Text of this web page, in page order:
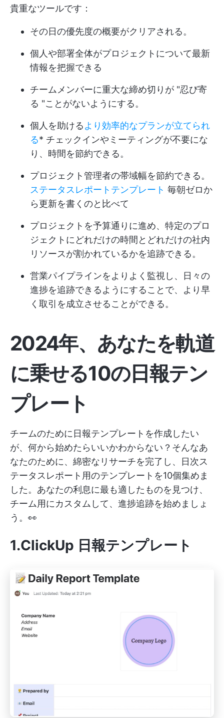
貴重なツールです：
その日の優先度の概要がクリアされる。
個人や部署全体がプロジェクトについて最新
情報を把握できる
チームメンバーに重大な締め切りが "忍び寄
る "ことがないようにする。
個人を助けるより効率的なプランが立てられ
る* チェックインやミーティングが不要にな
り、時間を節約できる。
プロジェクト管理者の帯域幅を節約できる。
ステータスレポートテンプレート 毎朝ゼロか
ら更新を書くのと比べて
プロジェクトを予算通りに進め、特定のプロ
ジェクトにどれだけの時間とどれだけの社内
リソースが割かれているかを追跡できる。
営業パイプラインをよりよく監視し、日々の
進捗を追跡できるようにすることで、より早
く取引を成立させることができる。
2024年、あなたを軌道
に乗せる10の日報テン
プレート
チームのために日報テンプレートを作成したい
が、何から始めたらいいかわからない？そんなあ
なたのために、綿密なリサーチを完了し、日次ス
テータスレポート用のテンプレートを10個集めま
した。あなたの利息に最も適したものを見つけ、
チーム用にカスタムして、進捗追跡を始めましょ
う。👀
1.ClickUp 日報テンプレート